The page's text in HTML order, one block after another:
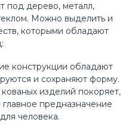
под дерево, металл,
Можно выделить и
которыми обладают
конструкции обладают
и сохраняют форму.
изделий покоряет,
главное предназначение
человека.